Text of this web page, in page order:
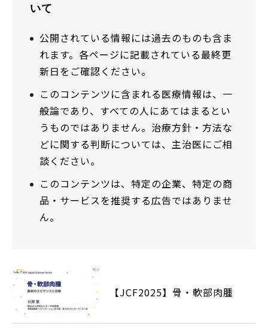
いて
公開されている情報には過去のものも含ま
れます。各ページに記載されている最終更
新日をご確認ください。
このコンテンツに含まれる医療情報は、一
般論であり、すべての人にあてはまるとい
うものではありません。治療方針・方法な
どに関する判断については、主治医にご相
談ください。
このコンテンツは、特定の企業、特定の商
品・サービスを推奨する広告ではありませ
ん。
【JCF2025】骨・軟部肉腫